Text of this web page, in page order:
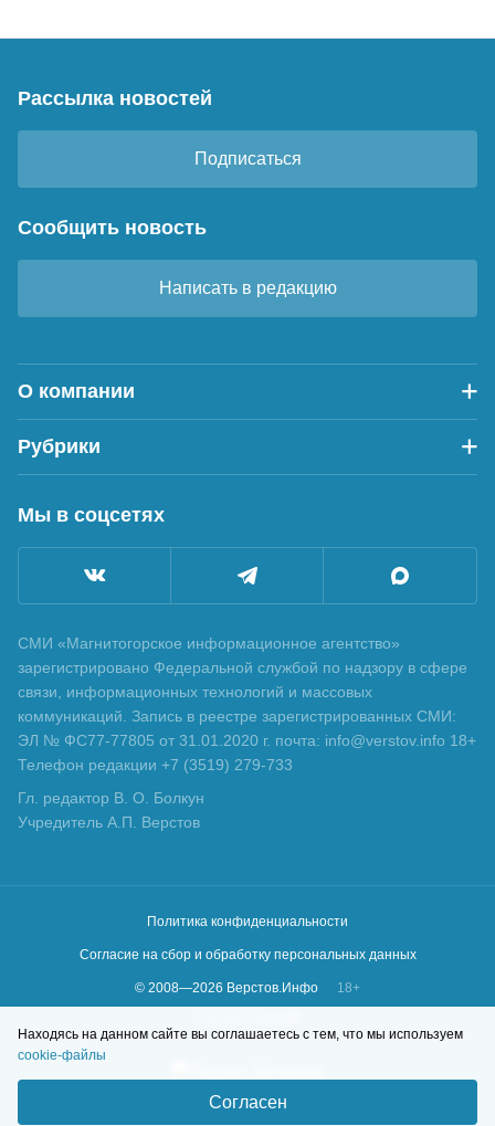
Рассылка новостей
Подписаться
Сообщить новость
Написать в редакцию
О компании
Рубрики
Мы в соцсетях
СМИ «Магнитогорское информационное агентство»
зарегистрировано Федеральной службой по надзору в сфере
связи, информационных технологий и массовых
коммуникаций. Запись в реестре зарегистрированных СМИ:
ЭЛ № ФС77-77805 от 31.01.2020 г. почта: info@verstov.info 18+
Телефон редакции +7 (3519) 279-733
Гл. редактор В. О. Болкун
Учредитель А.П. Верстов
Политика конфиденциальности
Согласие на сбор и обработку персональных данных
© 2008—2026 Верстов.Инфо
18+
Находясь на данном сайте вы соглашаетесь с тем, что мы используем
cookie-файлы
Согласен